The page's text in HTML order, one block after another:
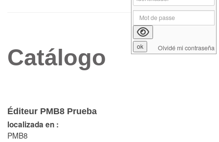
Catálogo
Éditeur PMB8 Prueba
localizada en :
PMB8
Olvidé mi contraseña